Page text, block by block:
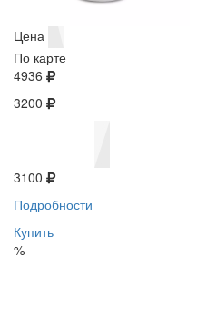
Цена
По карте
4936
3200
3100
Подробности
Купить
%